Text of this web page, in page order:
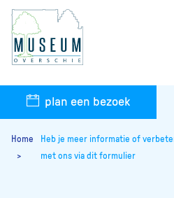
plan een bezoek
Home
Heb je meer informatie of
met ons via dit formulier